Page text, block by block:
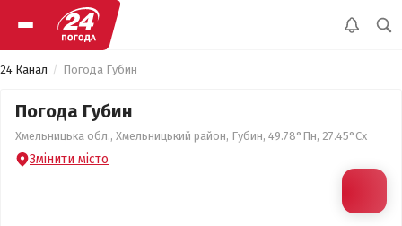
24 Канал Погода Губин
Погода Губин
Хмельницька обл., Хмельницький район, Губин, 49.78°Пн, 27.45°Сх
Змінити місто